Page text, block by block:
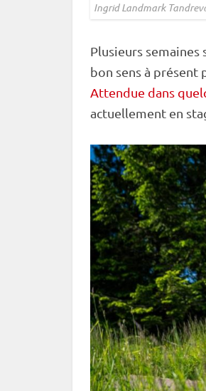
Ingrid Landmark
Plusieurs
bon sens à présent
Attendue dans
actuellement en